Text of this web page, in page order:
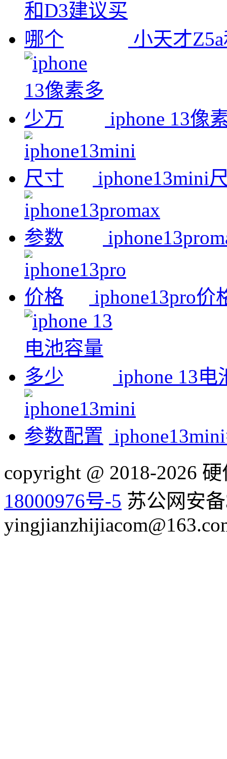
小天才
iphone 13像
iphone13mini
iphone13pro价
iphone 13
copyright @ 2018-2026
18000976号-5 苏公网安